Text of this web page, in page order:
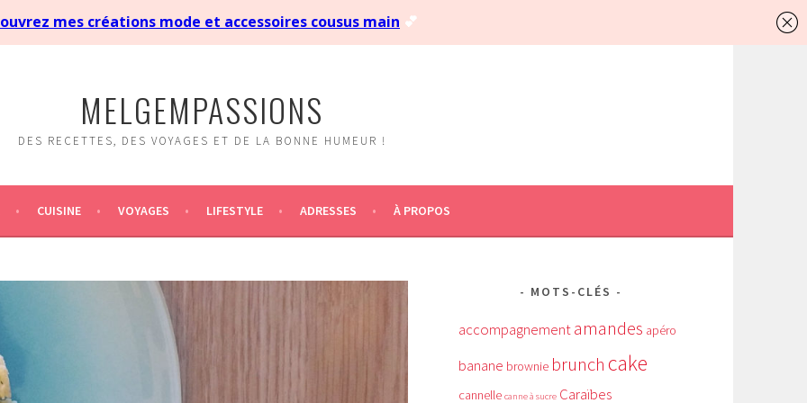
MELGEMPASSIONS
DES RECETTES, DES VOYAGES ET DE LA BONNE HUMEUR !
CUISINE VOYAGES LIFESTYLE ADRESSES À PROPOS
MOTS-CLÉS
accompagnementamandes apéro
banane brownie brunch cake
cannelle canne à sucre Caraïbes